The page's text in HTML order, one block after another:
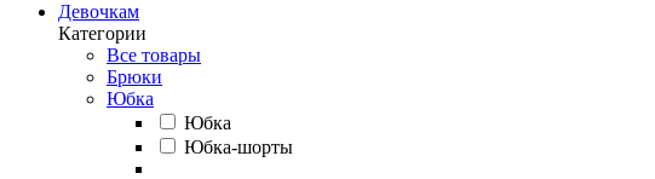
Девочкам
Категории
Все товары
Брюки
Юбка
Юбка
Юбка-шорты